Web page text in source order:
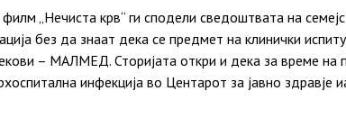
„Нечиста крв“ ги сподели сведоштвата на
без да знаат дека се предмет на клинички
– МАЛМЕД. Сторијата откри и дека за време
инфекција во Центарот за јавно здравје